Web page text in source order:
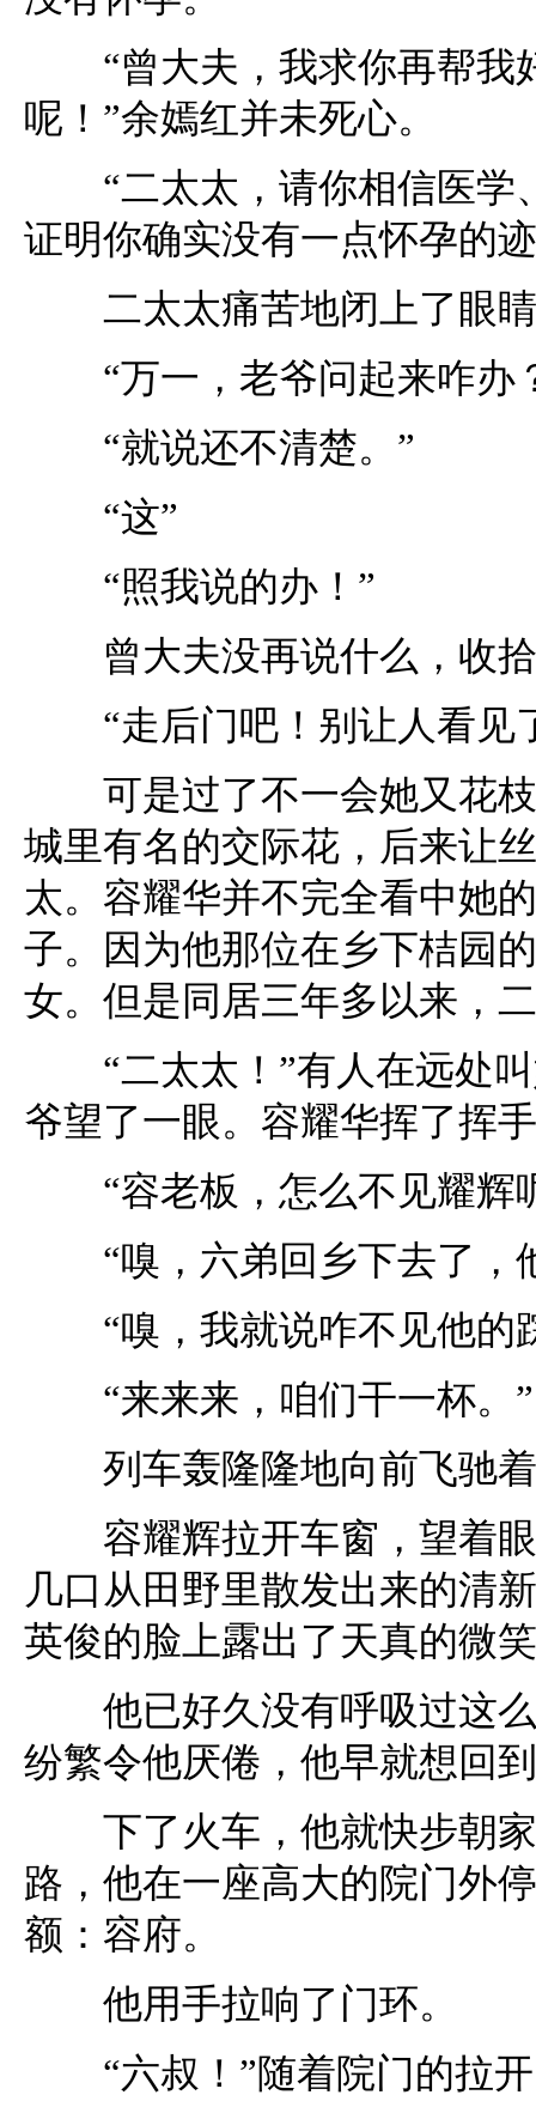
“曾大夫，我求你再帮我
呢！”余嫣红并未死心。
“二太太，请你相信医学
证明你确实没有一点怀孕的
二太太痛苦地闭上了眼睛
“万一，老爷问起来咋办
“就说还不清楚。”
“这”
“照我说的办！”
曾大夫没再说什么，收拾
“走后门吧！别让人看见
可是过了不一会她又花枝
城里有名的交际花，后来让
太。容耀华并不完全看中她
子。因为他那位在乡下桔园
女。但是同居三年多以来，
“二太太！”有人在远处叫
爷望了一眼。容耀华挥了挥
“容老板，怎么不见耀辉
“嗅，六弟回乡下去了，
“嗅，我就说咋不见他的
“来来来，咱们干一杯。”
列车轰隆隆地向前飞驰
容耀辉拉开车窗，望着眼
几口从田野里散发出来的清
英俊的脸上露出了天真的微
他已好久没有呼吸过这么
纷繁令他厌倦，他早就想回
下了火车，他就快步朝家
路，他在一座高大的院门外
额：容府。
他用手拉响了门环。
“六叔！”随着院门的拉开